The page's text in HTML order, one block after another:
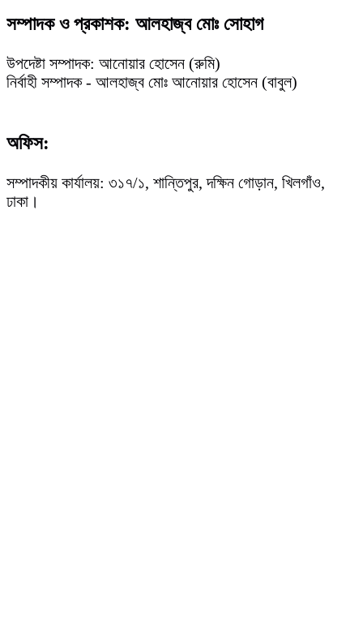
সম্পাদক ও প্রকাশক: আলহাজ্ব মোঃ সোহাগ
উপদেষ্টা সম্পাদক: আনোয়ার হোসেন (রুমি)
নির্বাহী সম্পাদক - আলহাজ্ব মোঃ আনোয়ার হোসেন (বাবুল)
অফিস:
সম্পাদকীয় কার্যালয়: ৩১৭/১, শান্তিপুর, দক্ষিন গোড়ান, খিলগাঁও,
ঢাকা।